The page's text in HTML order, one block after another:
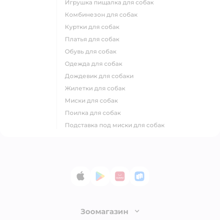
игрушка пищалка для собак
комбинезон для собак
куртки для собак
платья для собак
обувь для собак
одежда для собак
дождевик для собаки
жилетки для собак
миски для собак
поилка для собак
подставка под миски для собак
App StoreGoogle Play
AppGallery
RuStore
Зоомагазин